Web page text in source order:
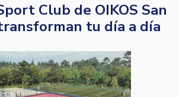
Club de OIKOS San
tu día a día